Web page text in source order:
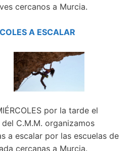
cercanos a Murcia.
A ESCALAR
por la tarde el
del C.M.M. organizamos
a escalar por las escuelas de
cercanas a Murcia.